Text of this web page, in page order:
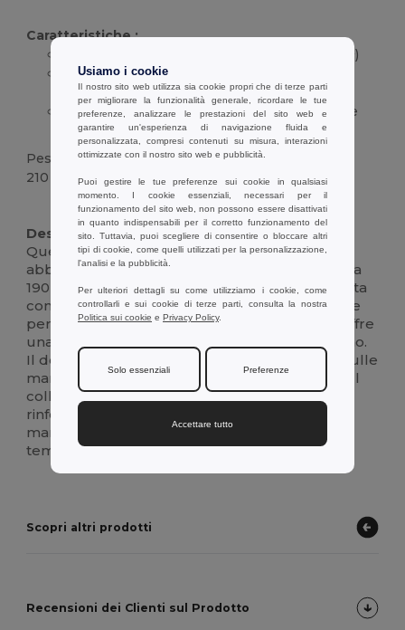
Caratteristiche :
(190 g/m²)
Vestibilità: Taglio regolare con costruzione
tubolare
Dettagli: Colletto a costine 1x1 con maniche e
orlo a doppia cucitura
Peso
210 g.
Alta disponibilità Personalizzabile
Descrizione :
Questa t-shirt da uomo è un capo di
abbigliamento resistente, realizzato in
da
190 g/m² con filato dicotonecardato. Progettata
con un taglio regolare e una struttura tubolare
per una vestibilità comoda e senza cuciture, offre
una silhouette classica adatta all'uso quotidiano.
Il design è rinforzato da una doppia cucitura sulle
maniche e sull'orlo per una maggiore durata. Il
colletto a costine 1x1, completo di nastro di
rinforzo in jersey, assicura che la scollatura
mantenga la sua forma e il suo comfort nel
tempo.
Scopri altri prodotti
Recensioni dei Clienti sul Prodotto
Usiamo i cookie
Il nostro sito web utilizza sia cookie propri che di terze parti
per migliorare la funzionalità generale, ricordare le tue
preferenze, analizzare le prestazioni del sito web e
garantire un'esperienza di navigazione fluida e
personalizzata, compresi contenuti su misura, interazioni
ottimizzate con il nostro sito web e pubblicità.
Puoi gestire le tue preferenze sui cookie in qualsiasi
momento. I cookie essenziali, necessari per il
funzionamento del sito web, non possono essere disattivati
in quanto indispensabili per il corretto funzionamento del
sito. Tuttavia, puoi scegliere di consentire o bloccare altri
tipi di cookie, come quelli utilizzati per la personalizzazione,
l'analisi e la pubblicità.
Per ulteriori dettagli su come utilizziamo i cookie, come
controllarli e sui cookie di terze parti, consulta la nostra
Politica sui cookie e Privacy Policy.
Solo essenziali Preferenze
Accettare tutto